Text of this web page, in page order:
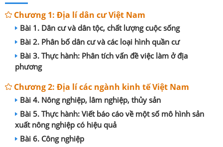
Chương 1: Địa lí dân cư Việt Nam
Bài 1. Dân cư và dân tộc, chất lượng cuộc sống
Bài 2. Phân bố dân cư và các loại hình quần cư
Bài 3. Thực hành: Phân tích vấn đề việc làm ở địa
phương
Chương 2: Địa lí các ngành kinh tế Việt Nam
Bài 4. Nông nghiệp, lâm nghiệp, thủy sản
Bài 5. Thực hành: Viết báo cáo về một số mô hình sản
xuất nông nghiệp có hiệu quả
Bài 6. Công nghiệp